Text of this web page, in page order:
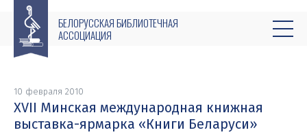
БЕЛОРУССКАЯ БИБЛИОТЕЧНАЯ
АССОЦИАЦИЯ
10 февраля 2010
XVII Минская международная книжная
выставка-ярмарка «Книги Беларуси»